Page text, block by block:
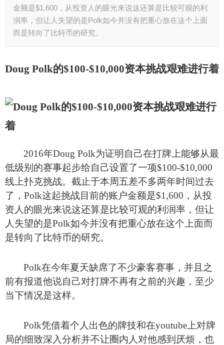
金额是$1,600，从投资人的眼光来说这还算是比较可观的利
润率，但让人失望的是Polk如今并没有把重心放在这个上面
而是转向了比特币的研究。
Doug Polk的$100-$10,000资本挑战艰难进行着
2016年Doug Polk为证明自己在打牌上能够从最
低级别的赛事起步给自己设置了一项$100-$10,000
线上扑克挑战。截止于本周五差不多两年时间过去
了，Polk这起挑战目前的账户金额是$1,600，从投
资人的眼光来说这还算是比较可观的利润率，但让
人失望的是Polk如今并没有把重心放在这个上面而
是转向了比特币的研究。
Polk在今年夏天缺席了不少豪客赛事，并且之
前有报道他说自己对打牌不再有之前的兴趣，至少
当下情况是这样。
Polk凭借着个人出色的牌技和在youtube上对牌
局的细致深入分析并不让圈内人对他感到厌烦，也